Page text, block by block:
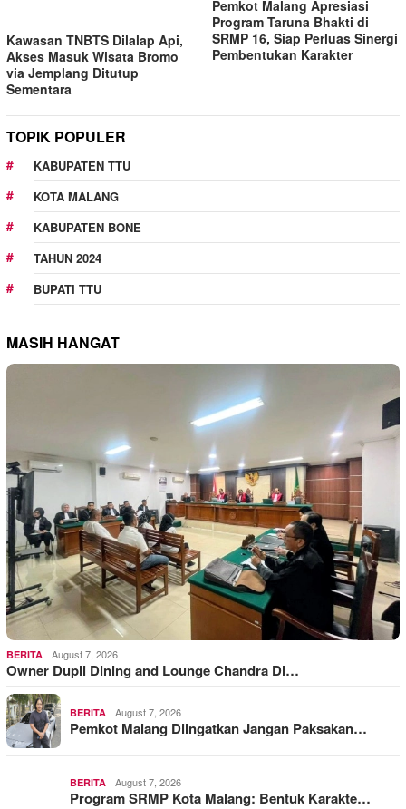
Kawasan TNBTS Dilalap Api,
Akses Masuk Wisata Bromo
via Jemplang Ditutup
Sementara
TOPIK POPULER
KABUPATEN TTU
KOTA MALANG
KABUPATEN BONE
TAHUN 2024
BUPATI TTU
MASIH HANGAT
BERITA August 7, 2026
Owner Dupli Dining and Lounge Chandra Di…
BERITA August 7, 2026
Pemkot Malang Diingatkan Jangan Paksakan…
BERITA August 7, 2026
Program SRMP Kota Malang: Bentuk Karakte…